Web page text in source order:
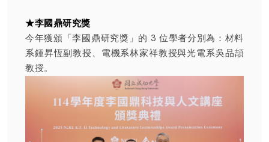
★李國鼎研究獎
今年獲頒「李國鼎研究獎」的 3 位學者分別為：材料
系鍾昇恆副教授、電機系林家祥教授與光電系吳品頡
教授。